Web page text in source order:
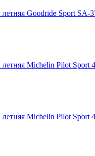
Goodride Sport SA-
Michelin Pilot Sport
Michelin Pilot Sport